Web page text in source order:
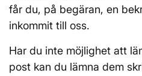
får du, på begäran, en
inkommit till oss.
Har du inte möjlighet att
post kan du lämna dem